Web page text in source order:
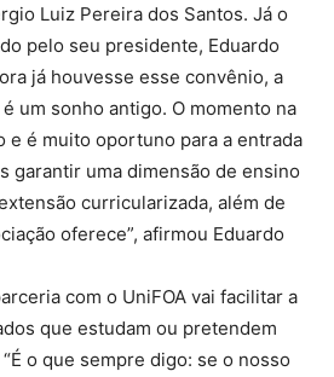
Luiz Pereira dos Santos. Já o
pelo seu presidente, Eduardo
já houvesse esse convênio, a
um sonho antigo. O momento na
e é muito oportuno para a entrada
garantir uma dimensão de ensino
curricularizada, além de
oferece”, afirmou Eduardo
com o UniFOA vai facilitar a
que estudam ou pretendem
o que sempre digo: se o nosso